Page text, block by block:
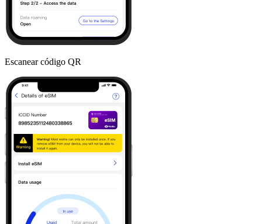
Escanear código QR